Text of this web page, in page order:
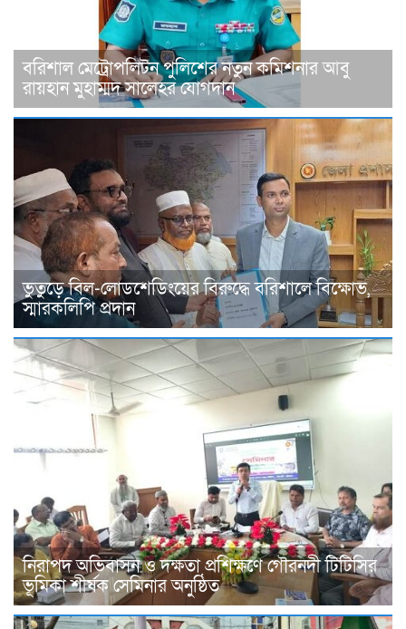
বরিশাল মেট্রোপলিটন পুলিশের নতুন কমিশনার আবু
রায়হান মুহাম্মদ সালেহর যোগদান
ভুতুড়ে বিল-লোডশেডিংয়ের বিরুদ্ধে বরিশালে বিক্ষোভ,
স্মারকলিপি প্রদান
নিরাপদ অভিবাসন ও দক্ষতা প্রশিক্ষণে গৌরনদী টিটিসির
ভূমিকা শীর্ষক সেমিনার অনুষ্ঠিত